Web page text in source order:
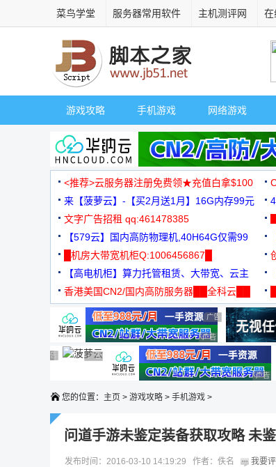
菜鸟学堂 服务器常用软件 主机测评网 在
游戏攻略 手机游戏 网络游戏
<推荐>云服务器注册免费领★充值白拿$100
来【菠萝云】-【买2月送1月】16G内存99元
文字广告招租 qq:461478385
【579云】国内高防物理机,40H64G仅需99
元
█机房大带宽机柜Q:1006456867█
【高电机柜】算力托管租赁、大带宽、云主
机
香港美国CN2/国内高防服务器██全科云██
广告 商业广告，理性选择
广告 商业广告，理性
广告 商业广告，理性
广告 商业广告，理性选择
广告 商业广告，理性选择
广告 商业广告，理性选择广告 商业广告，理性选择
广告
您的位置： 主页 > 游戏攻略 > 手机游戏 >
问道手游未鉴定装备获取攻略 未
发布时间：2016-03-10 14:19:29 作者：佚名 我要